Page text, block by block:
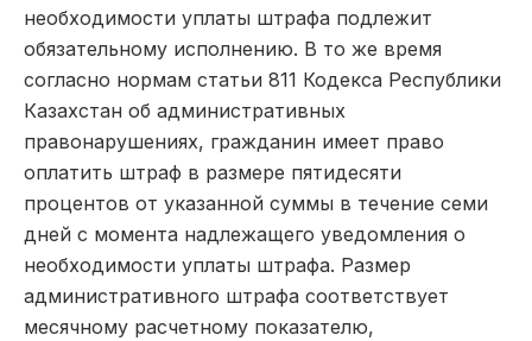
необходимости уплаты штрафа подлежит
обязательному исполнению. В то же время
согласно нормам статьи 811 Кодекса Республики
Казахстан об административных
правонарушениях, гражданин имеет право
оплатить штраф в размере пятидесяти
процентов от указанной суммы в течение семи
дней с момента надлежащего уведомления о
необходимости уплаты штрафа. Размер
административного штрафа соответствует
месячному расчетному показателю,